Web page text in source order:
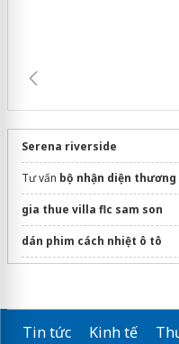
Serena riverside
Tư vấn bộ nhận diện
gia thue villa flc sam son
dán phim cách nhiệt ô tô
Sửa máy rửa bát bosch
Tin tức Kinh tế